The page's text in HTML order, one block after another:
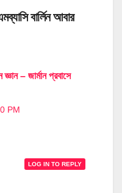
বার্লিন আবার
– জার্মান প্রবাসে
PM
LOG IN TO REPLY